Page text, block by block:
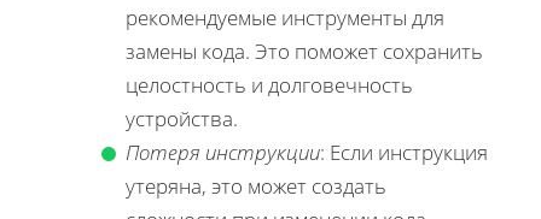
рекомендуемые инструменты для
замены кода. Это поможет сохранить
целостность и долговечность
устройства.
Потеря инструкции: Если инструкция
утеряна, это может создать